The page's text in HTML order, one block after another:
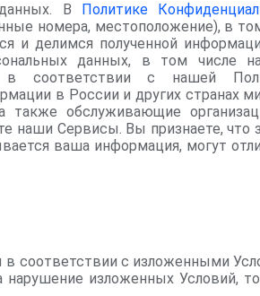
В Политике
номера, местоположение), в
и делимся полученной
данных, в том числе
в соответствии с нашей
в России и других странах
также обслуживающие
наши Сервисы. Вы признаете, что
ваша информация, могут
соответствии с изложенными
нарушение изложенных Условий,